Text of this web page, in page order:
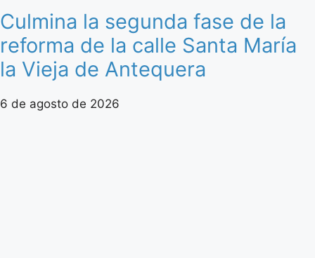
Culmina la segunda fase de la
reforma de la calle Santa María
la Vieja de Antequera
6 de agosto de 2026